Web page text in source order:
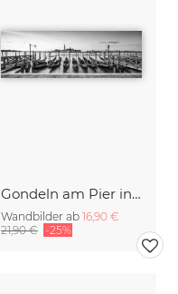
Gondeln am Pier in Venedig
Wandbilder ab 16,90 €
21,90 € -25%